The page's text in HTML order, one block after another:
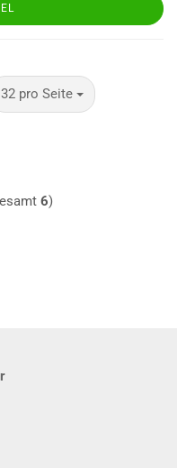
32 pro Seite
pro Seite
6)